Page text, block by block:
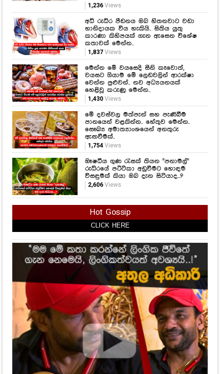
1,236Views
අධි රුධිර පීඩනය ඔබ හිතනවාට වඩා
හානිදායක විය හැකියි.. සිතිය යුතු
කාරණා කිහිපයක් ගැන ඇසෙන විශේෂ
කතාවක් මෙන්න..
1,837Views
මෙන්න මේ වයසෙදි සීනි කෑවොත්,
වයසට ගියාම මේ ලෙඩවලින් ආරක්ෂා
වෙන්න පුළුවන්.. නව අධ්‍යයනයක්
හෙළිවූ කරුණු මෙන්න..
1,430Views
මේ දවස්වල මත්පැන් සහ පැණිබීම
පානයෙන් වළකින්න.. හේතුව මෙන්න..
සෞඛ්‍ය අමාත්‍යාංශයෙන් අනතුරු
ඇඟවීමක්..
1,754Views
ඖෂධීය ගුණ රැසක් තියන "පනාමල්"
රුධිරයේ පට්ටිකා අඩුවීමට හොඳම
විසඳුමක් කියා ඔබ දැන සිටියාද...?
2,606Views
Hot Gossip
CLICK HERE